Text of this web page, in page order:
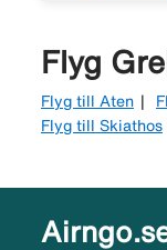
Flyg
Flyg till Aten
Flyg till Skiathos